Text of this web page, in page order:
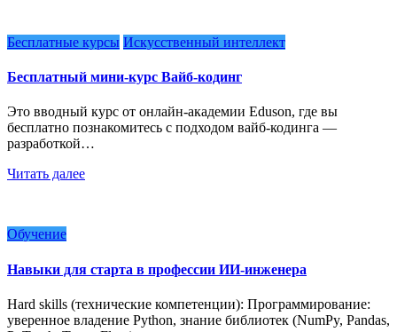
Бесплатные курсы Искусственный интеллект
Бесплатный мини-курс Вайб-кодинг
Это вводный курс от онлайн-академии Eduson, где вы
бесплатно познакомитесь с подходом вайб-кодинга —
разработкой…
Читать далее
Обучение
Навыки для старта в профессии ИИ-инженера
Hard skills (технические компетенции): Программирование:
уверенное владение Python, знание библиотек (NumPy, Pandas,